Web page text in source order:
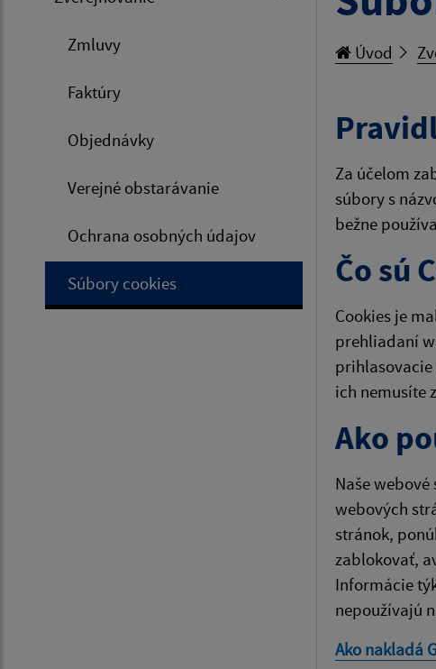
Zmluvy
Faktúry
Objednávky
Verejné obstarávanie
Ochrana osobných údajov
Súbory cookies
Úvod
Za účelom
súbory s
bežne
Čo sú
Cookies je
prehliadaní
ich nemusíte
Ako
Naše
webových
stránok,
zablokovať,
Informácie
nepoužívajú
Ako nakladá